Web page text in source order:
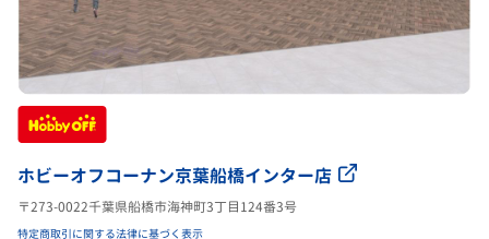
ホビーオフコーナン京葉船橋インター店
〒273-0022千葉県船橋市海神町3丁目124番3号
特定商取引に関する法律に基づく表示